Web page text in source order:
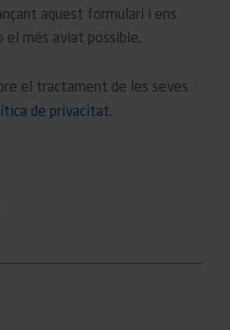
aquest formulari i ens
el més aviat possible.
el tractament de les seves
de privacitat.